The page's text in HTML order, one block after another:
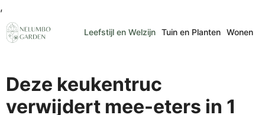
,
naar
de
Leefstijl en Welzijn Tuin en Planten Wonen
Deze keukentruc
verwijdert mee-eters in 1